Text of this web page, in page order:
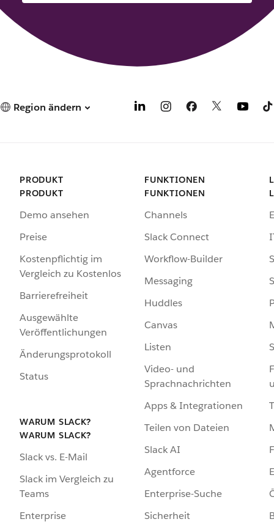
Region ändern
PRODUKT
PRODUKT
Demo ansehen
Preise
Kostenpflichtig im
Vergleich zu Kostenlos
Barrierefreiheit
Ausgewählte
Veröffentlichungen
Änderungsprotokoll
Status
WARUM SLACK?
WARUM SLACK?
Slack vs. E-Mail
Slack im Vergleich zu
Teams
Enterprise
FUNKTIONEN
FUNKTIONEN
Channels
Slack Connect
Workflow-Builder
Messaging
Huddles
Canvas
Listen
Video- und
Sprachnachrichten
Apps & Integrationen
Teilen von Dateien
Slack AI
Agentforce
Enterprise-Suche
Sicherheit